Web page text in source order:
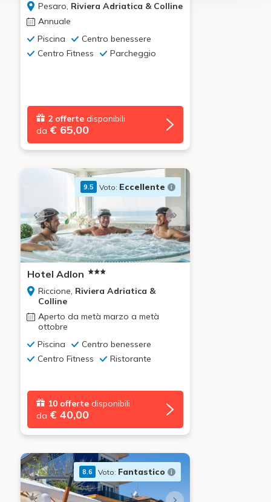
Pesaro, Riviera Adriatica & Colline
Annuale
Piscina
Centro benessere
Centro Fitness
Parcheggio
2 offerte disponibili
da € 65,00
9.5 Voto: Eccellente
Hotel Adlon
Riccione, Riviera Adriatica &
Colline
Aperto da metà marzo a metà
ottobre
Piscina
Centro benessere
Centro Fitness
Ristorante
10 offerte disponibili
da € 40,00
8.6 Voto: Fantastico